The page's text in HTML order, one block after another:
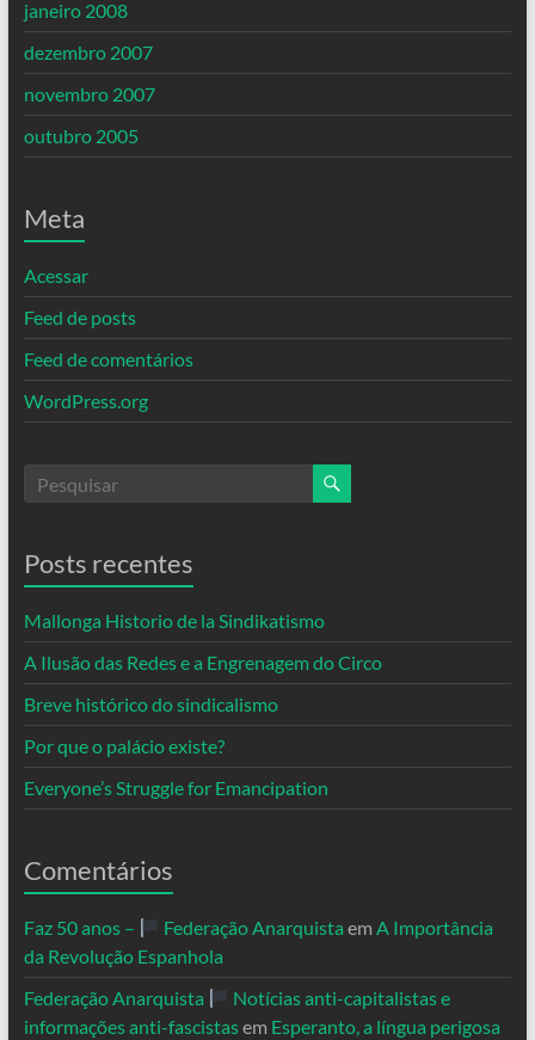
janeiro 2008
dezembro 2007
novembro 2007
outubro 2005
Meta
Acessar
Feed de posts
Feed de comentários
WordPress.org
Posts recentes
Mallonga Historio de la Sindikatismo
A Ilusão das Redes e a Engrenagem do Circo
Breve histórico do sindicalismo
Por que o palácio existe?
Everyone’s Struggle for Emancipation
Comentários
Faz 50 anos – Federação Anarquista em A Importância
da Revolução Espanhola
Federação Anarquista
Notícias anti-capitalistas e
informações anti-fascistasem Esperanto, a língua perigosa